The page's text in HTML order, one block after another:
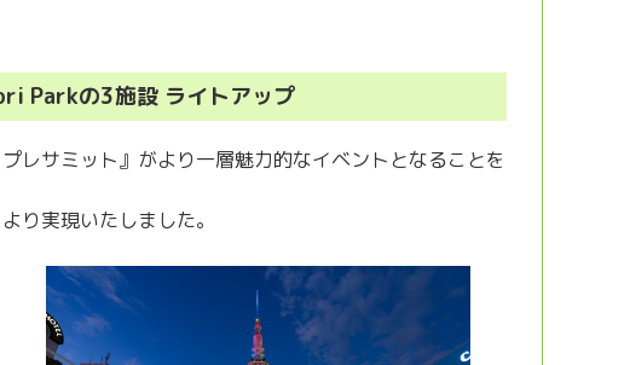
Parkの3施設 ライトアップ
レサミット』がより一層魅力的なイベントとなることを
り実現いたしました。